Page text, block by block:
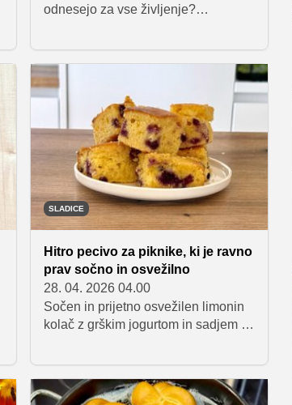
odnesejo za vse življenje?
kako MasterChef premika meje,
gradi samozavest in zakaj iz najbolj
znane kuhinje nihče ne odide enak.
Prijave v novo sezono MasterChefa
so že odprte.
SLADICE
Hitro pecivo za piknike, ki je ravno
prav sočno in osvežilno
28. 04. 2026 04.00
Sočen in prijetno osvežilen limonin
kolač z grškim jogurtom in sadjem je
nekaj sladkega. Recept zanj je
pripravila Natalija Sebanc, ki smo jo